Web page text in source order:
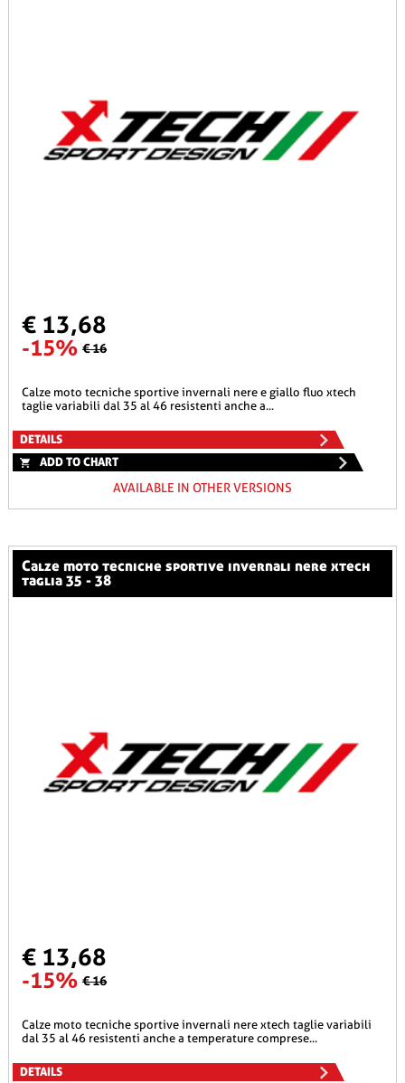
€ 13,68
-15% € 16
calze moto tecniche sportive invernali nere e giallo fluo xtech
taglie variabili dal 35 al 46 resistenti anche a...
DETAILS
ADD TO CHART
AVAILABLE IN OTHER VERSIONS
calze moto tecniche sportive invernali nere xtech
taglia 35 - 38
€ 13,68
-15% € 16
calze moto tecniche sportive invernali nere xtech taglie variabili
dal 35 al 46 resistenti anche a temperature comprese...
DETAILS